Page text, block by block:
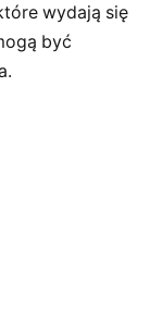
wydają się
być